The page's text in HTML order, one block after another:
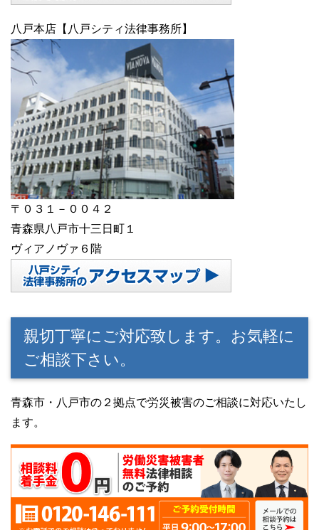
八戸本店【八戸シティ法律事務所】
〒０３１－００４２
青森県八戸市十三日町１
ヴィアノヴァ６階
親切丁寧にご対応致します。お気軽に
ご相談下さい。
青森市・八戸市の２拠点で労災被害のご相談に対応いたし
ます。